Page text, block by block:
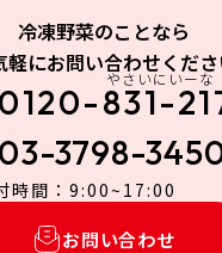
冷凍野菜のことなら
軽にお問い合わせくだ
0120-831-
やさいにいーな
03-3798-
時間：9:00~17:00
お問い合わせ